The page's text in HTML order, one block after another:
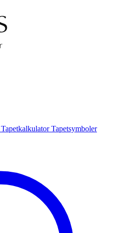
TapetkalkulatorTapetsymboler